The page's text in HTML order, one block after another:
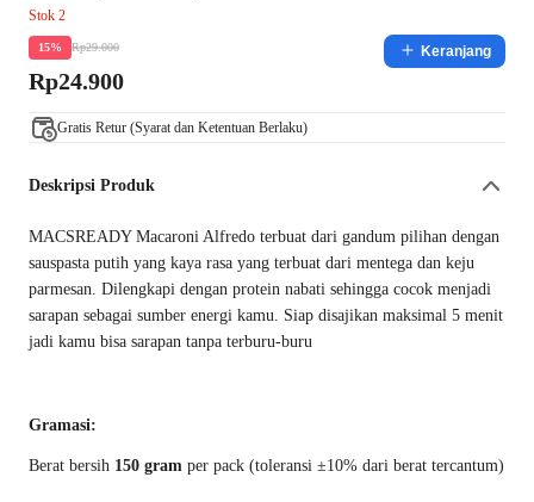
Stok 2
15% Rp29.000
Rp24.900
Keranjang
Gratis Retur (Syarat dan Ketentuan Berlaku)
Deskripsi Produk
MACSREADY Macaroni Alfredo terbuat dari gandum pilihan dengan
sauspasta putih yang kaya rasa yang terbuat dari mentega dan keju
parmesan. Dilengkapi dengan protein nabati sehingga cocok menjadi
sarapan sebagai sumber energi kamu. Siap disajikan maksimal 5 menit
jadi kamu bisa sarapan tanpa terburu-buru
Gramasi:
Berat bersih 150 gram per pack (toleransi ±10% dari berat tercantum)